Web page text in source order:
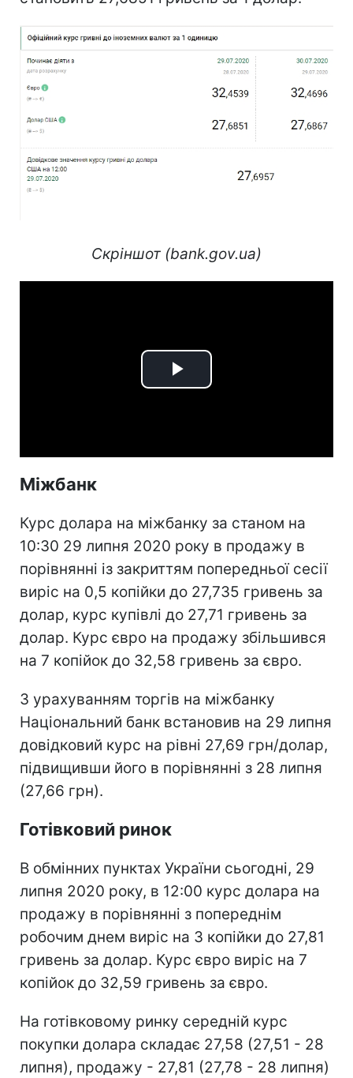
Скріншот (bank.gov.ua)
Play
Міжбанк
Курс долара на міжбанку за станом на
10:30 29 липня 2020 року в продажу в
порівнянні із закриттям попередньої сесії
виріс на 0,5 копійки до 27,735 гривень за
долар, курс купівлі до 27,71 гривень за
долар. Курс євро на продажу збільшився
на 7 копійок до 32,58 гривень за євро.
З урахуванням торгів на міжбанку
Національний банк встановив на 29 липня
довідковий курс на рівні 27,69 грн/долар,
підвищивши його в порівнянні з 28 липня
(27,66 грн).
Готівковий ринок
В обмінних пунктах України сьогодні, 29
липня 2020 року, в 12:00 курс долара на
продажу в порівнянні з попереднім
робочим днем виріс на 3 копійки до 27,81
гривень за долар. Курс євро виріс на 7
копійок до 32,59 гривень за євро.
На готівковому ринку середній курс
покупки долара складає 27,58 (27,51 - 28
липня), продажу - 27,81 (27,78 - 28 липня)